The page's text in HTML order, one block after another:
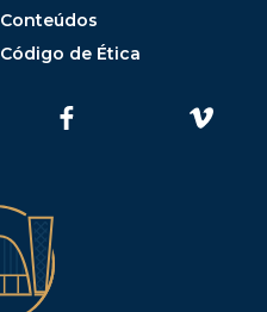
Conteúdos
Código de Ética